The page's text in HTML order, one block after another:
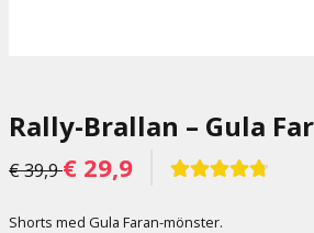
Rally-Brallan – Gula
€ 39,9€ 29,9
Shorts med Gula Faran-mönster.